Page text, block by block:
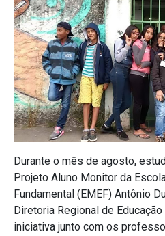
Durante o mês de agosto,
Projeto Aluno Monitor da
Fundamental (EMEF) Antônio
Diretoria Regional de
iniciativa junto com os